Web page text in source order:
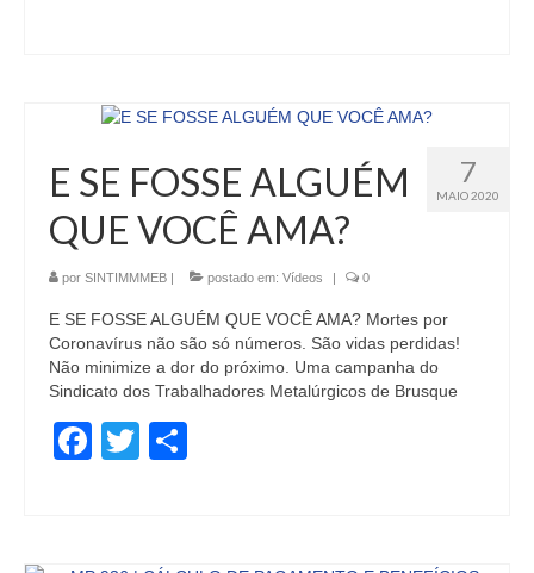
7
MAIO 2020
E SE FOSSE ALGUÉM
QUE VOCÊ AMA?
por SINTIMMMEB | postado em: Vídeos | 0
E SE FOSSE ALGUÉM QUE VOCÊ AMA? Mortes por
Coronavírus não são só números. São vidas perdidas!
Não minimize a dor do próximo. Uma campanha do
Sindicato dos Trabalhadores Metalúrgicos de Brusque
Facebook
Twitter